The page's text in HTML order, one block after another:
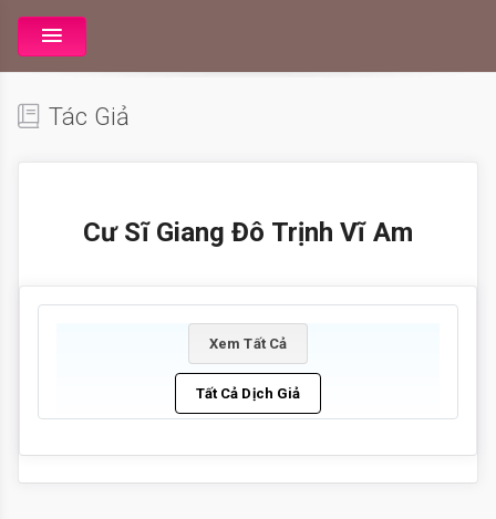
Tác Giả
Cư Sĩ Giang Đô Trịnh Vĩ Am
Xem Tất Cả
Tất Cả Dịch Giả